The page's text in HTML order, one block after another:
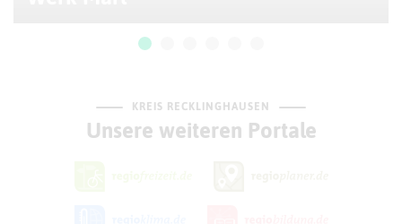
KREIS RECKLINGHAUSEN
Unsere weiteren Portale